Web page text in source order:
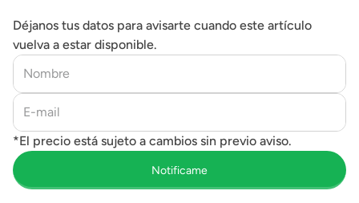
Déjanos tus datos para avisarte cuando este artículo
vuelva a estar disponible.